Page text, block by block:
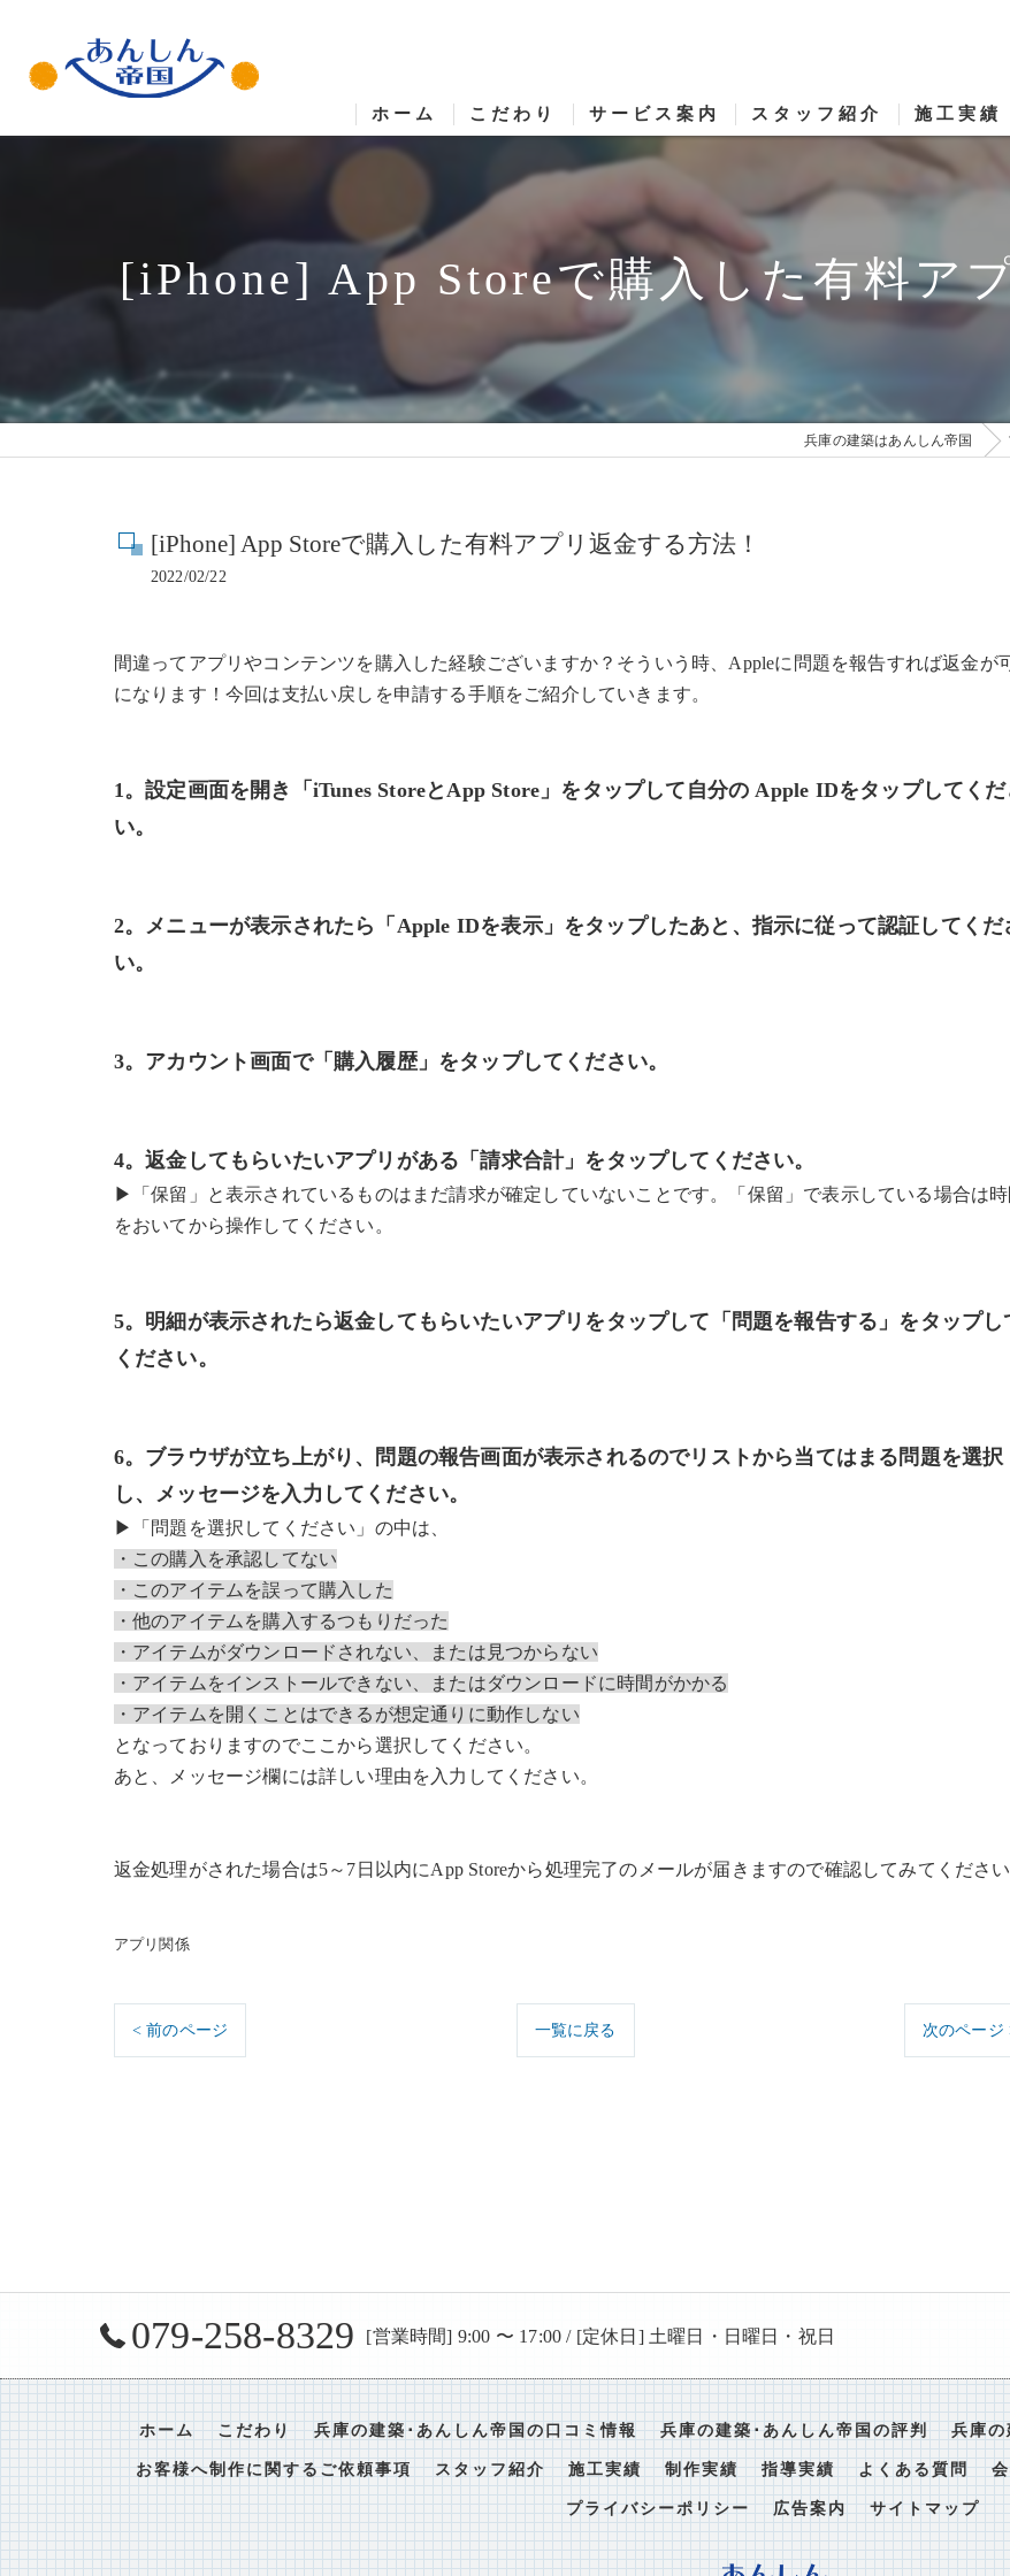
ホーム こだわり サービス案内
お客様へ制作に関するご依頼事項
スタッフ紹介 施工実績
[iPhone] App Storeで購入した有料ア
兵庫の建築はあんしん帝国
[iPhone] App Storeで購入した有料アプリ返金する方法！
2022/02/22
間違ってアプリやコンテンツを購入した経験ございますか？そういう時、Appleに問題を報告すれば返金が
になります！今回は支払い戻しを申請する手順をご紹介していきます。
1。設定画面を開き「iTunes StoreとApp Store」をタップして自分の Apple IDをタップしてくだ
い。
2。メニューが表示されたら「Apple IDを表示」をタップしたあと、指示に従って認証してくだ
い。
3。アカウント画面で「購入履歴」をタップしてください。
4。返金してもらいたいアプリがある「請求合計」をタップしてください。
▶︎「保留」と表示されているものはまだ請求が確定していないことです。「保留」で表示している場合は時
をおいてから操作してください。
5。明細が表示されたら返金してもらいたいアプリをタップして「問題を報告する」をタップし
ください。
6。ブラウザが立ち上がり、問題の報告画面が表示されるのでリストから当てはまる問題を選択
し、メッセージを入力してください。
▶︎「問題を選択してください」の中は、
・この購入を承認してない
・このアイテムを誤って購入した
・他のアイテムを購入するつもりだった
・アイテムがダウンロードされない、または見つからない
・アイテムをインストールできない、またはダウンロードに時間がかかる
・アイテムを開くことはできるが想定通りに動作しない
となっておりますのでここから選択してください。
あと、メッセージ欄には詳しい理由を入力してください。
返金処理がされた場合は5～7日以内にApp Storeから処理完了のメールが届きますので確認してみてください
アプリ関係
< 前のページ 一覧に戻る 次のページ
079-258-8329 [営業時間] 9:00 〜 17:00 / [定休日] 土曜日・日曜日・祝日
ホーム こだわり 兵庫の建築･あんしん帝国の口コミ情報 兵庫の建築･あんしん帝国の評判 兵庫の
お客様へ制作に関するご依頼事項 スタッフ紹介 施工実績 制作実績 指導実績 よくある質問
プライバシーポリシー 広告案内 サイトマップ